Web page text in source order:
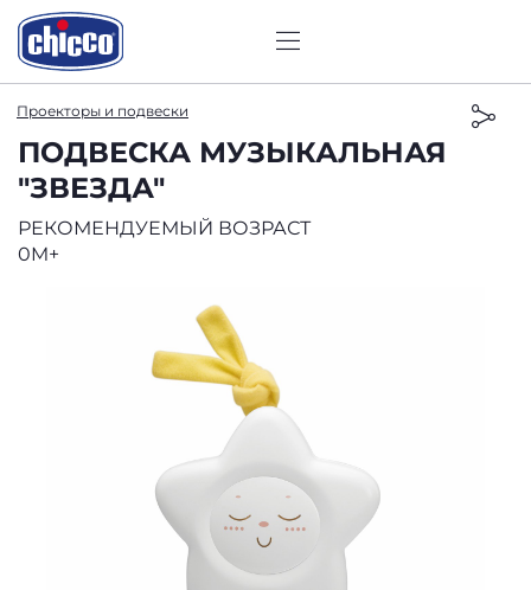
Проекторы и подвески
ПОДВЕСКА МУЗЫКАЛЬНАЯ
"ЗВЕЗДА"
РЕКОМЕНДУЕМЫЙ ВОЗРАСТ
0M+